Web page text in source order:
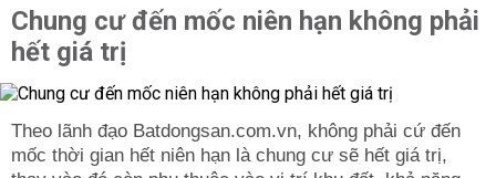
Chung cư đến mốc niên hạn không phải
hết giá trị
Theo lãnh đạo Batdongsan.com.vn, không phải cứ đến
mốc thời gian hết niên hạn là chung cư sẽ hết giá trị,